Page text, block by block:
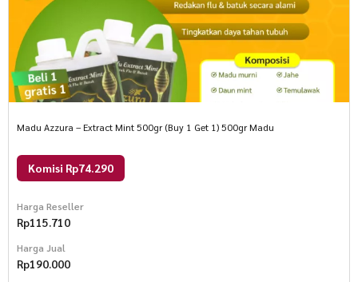
Madu Azzura – Extract Mint 500gr (Buy 1 Get 1) 500gr Madu
Komisi Rp74.290
Harga Reseller
Rp115.710
Harga Jual
Rp190.000